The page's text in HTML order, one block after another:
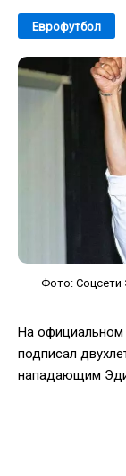
Еврофутбол
Фото: Соцсети
На официальном
подписал
нападающим